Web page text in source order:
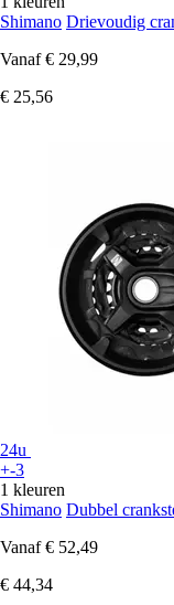
Shimano Drievoudig
Vanaf € 29,99
€ 25,56
24u
+-3
1 kleuren
Shimano Dubbel
Vanaf € 52,49
€ 44,34